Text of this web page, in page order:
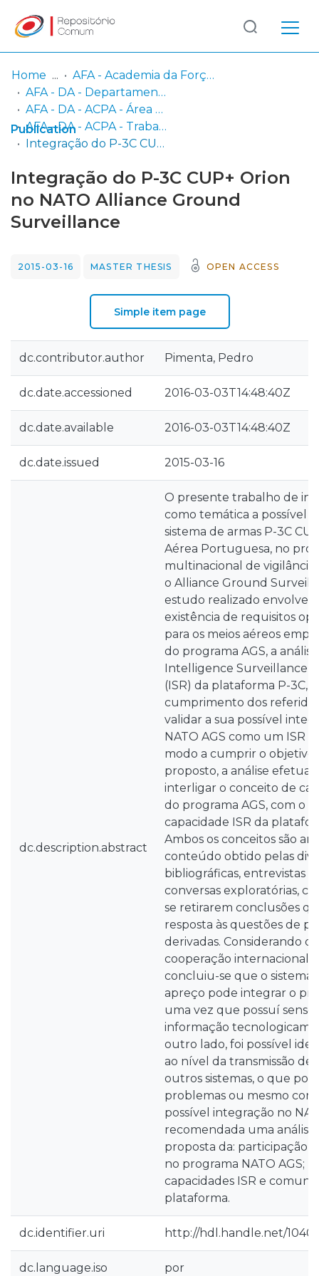
Communities
& Collections
Browse repository
Statistics
Log
In
(current)
Home
AFA - Academia da Força Aérea
AFA - DA - Departamento de Aeronáutica
AFA - DA - ACPA - Área Científica de Pilotagem Aeronáutica
AFA - DA - ACPA - Trabalhos Finais de Mestrado
Integração do P-3C CUP+ Orion no NATO Alliance Ground Surveillance
Publication
Integração do P-3C CUP+ Orion
no NATO Alliance Ground
Surveillance
2015-03-16 MASTER THESIS OPEN ACCESS
Simple item page
dc.contributor.author Pimenta, Pedro
dc.date.accessioned 2016-03-03T14:48:40Z
dc.date.available 2016-03-03T14:48:40Z
dc.date.issued 2015-03-16
dc.description.abstract
O presente trabalho de
como temática a possível
sistema de armas P-3C
Aérea Portuguesa, no
multinacional de vigilância
o Alliance Ground
estudo realizado envolve
existência de requisitos
para os meios aéreos
do programa AGS, a
Intelligence Surveillance
(ISR) da plataforma P-3C,
cumprimento dos
validar a sua possível
NATO AGS como um ISR
modo a cumprir o objetivo
proposto, a análise
interligar o conceito de
do programa AGS, com o
capacidade ISR da
Ambos os conceitos são
conteúdo obtido pelas
bibliográficas, entrevistas
conversas exploratórias,
se retirarem conclusões
resposta às questões de
derivadas. Considerando
cooperação internacional
concluiu-se que o sistema
apreço pode integrar o
uma vez que possuí
informação
outro lado, foi possível
ao nível da transmissão de
outros sistemas, o que
problemas ou mesmo
possível integração no
recomendada uma
proposta da: participação
no programa NATO AGS;
capacidades ISR e
plataforma.
dc.identifier.uri http://hdl.handle.net/
dc.language.iso por